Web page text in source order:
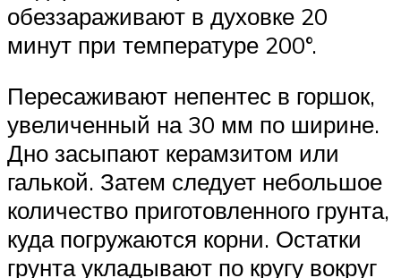
обеззараживают в духовке 20
минут при температуре 200°.
Пересаживают непентес в горшок,
увеличенный на 30 мм по ширине.
Дно засыпают керамзитом или
галькой. Затем следует небольшое
количество приготовленного грунта,
куда погружаются корни. Остатки
грунта укладывают по кругу вокруг